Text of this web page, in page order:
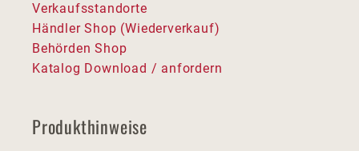
Verkaufsstandorte
Händler Shop (Wiederverkauf)
Behörden Shop
Katalog Download / anfordern
Produkthinweise